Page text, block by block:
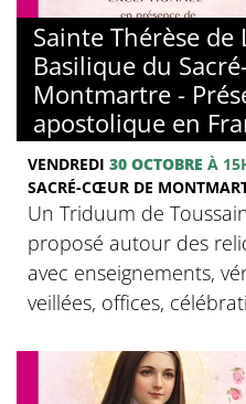
Sainte Thérèse de
Basilique du
Montmartre -
apostolique en
VENDREDI 30 OCTOBRE À
SACRÉ-CŒUR DE
Un Triduum de
proposé autour des
avec enseignements,
veillées, offices,